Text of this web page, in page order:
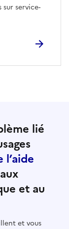
service-
lié
l’aide
et au
et vous